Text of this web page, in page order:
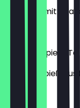
eingelegt mit
17,50 €
Koobide-Spieß-
mit Hackspieß
14,50 €